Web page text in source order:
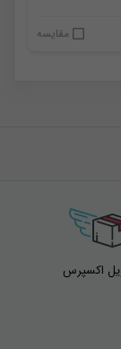
مقایسه
اکسپرس